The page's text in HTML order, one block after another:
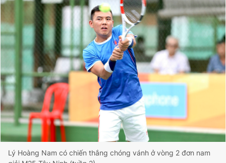
Theo dõi báo trên
Hotline
0906 645 777
Liên hệ quảng cáo
0908 780 404
Đặt báo Quảng cáo RSS Tòa soạn
Tổng biên tập: Nguyễn Ngọc Toàn
Phó tổng biên tập thường trực: Hải Thành
Phó tổng biên tập: Lâm Hiếu Dũng
Tổng thư ký tòa soạn: Đức Trung
Lý Hoàng Nam có chiến thắng chóng vánh ở vòng 2 đơn nam